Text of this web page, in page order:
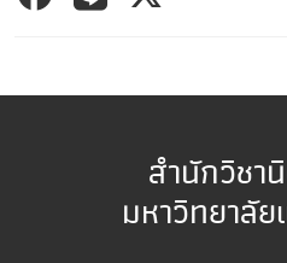
สำนักวิชา
มหาวิทยาลั